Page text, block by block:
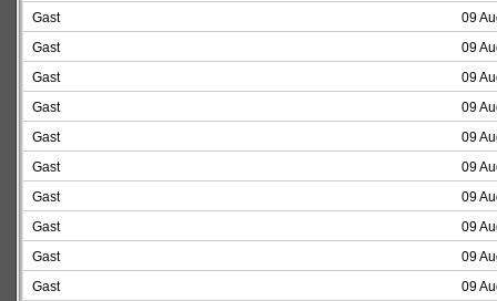
Gast
09
Gast
09
Gast
09
Gast
09
Gast
09
Gast
09
Gast
09
Gast
09
Gast
09
Gast
09